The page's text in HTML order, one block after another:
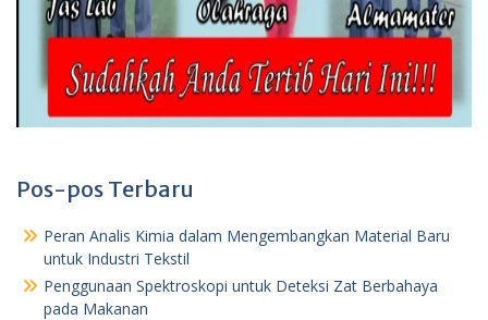
Pos-pos Terbaru
Peran Analis Kimia dalam Mengembangkan Material Baru
untuk Industri Tekstil
Penggunaan Spektroskopi untuk Deteksi Zat Berbahaya
pada Makanan